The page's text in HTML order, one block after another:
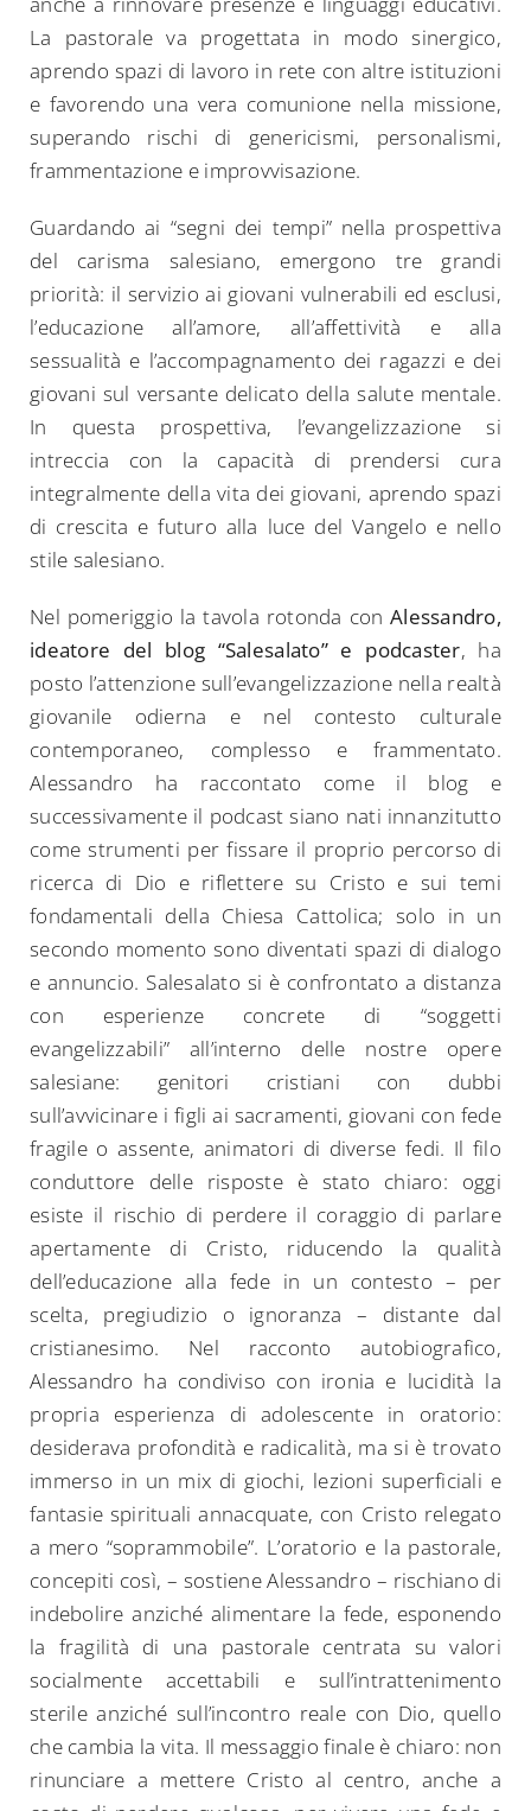
La pastorale va progettata in modo sinergico,
aprendo spazi di lavoro in rete con altre istituzioni
e favorendo una vera comunione nella missione,
superando rischi di genericismi, personalismi,
frammentazione e improvvisazione.
Guardando ai “segni dei tempi” nella prospettiva
del carisma salesiano, emergono tre grandi
priorità: il servizio ai giovani vulnerabili ed esclusi,
l’educazione all’amore, all’affettività e alla
sessualità e l’accompagnamento dei ragazzi e dei
giovani sul versante delicato della salute mentale.
In questa prospettiva, l’evangelizzazione si
intreccia con la capacità di prendersi cura
integralmente della vita dei giovani, aprendo spazi
di crescita e futuro alla luce del Vangelo e nello
stile salesiano.
Nel pomeriggio la tavola rotonda conAlessandro,
ideatore del blog “Salesalato” e podcaster, ha
posto l’attenzione sull’evangelizzazione nella realtà
giovanile odierna e nel contesto culturale
contemporaneo, complesso e frammentato.
Alessandro ha raccontato come il blog e
successivamente il podcast siano nati innanzitutto
come strumenti per fissare il proprio percorso di
ricerca di Dio e riflettere su Cristo e sui temi
fondamentali della Chiesa Cattolica; solo in un
secondo momento sono diventati spazi di dialogo
e annuncio. Salesalato si è confrontato a distanza
con esperienze concrete di “soggetti
evangelizzabili” all’interno delle nostre opere
salesiane: genitori cristiani con dubbi
sull’avvicinare i figli ai sacramenti, giovani con fede
fragile o assente, animatori di diverse fedi. Il filo
conduttore delle risposte è stato chiaro: oggi
esiste il rischio di perdere il coraggio di parlare
apertamente di Cristo, riducendo la qualità
dell’educazione alla fede in un contesto – per
scelta, pregiudizio o ignoranza – distante dal
cristianesimo. Nel racconto autobiografico,
Alessandro ha condiviso con ironia e lucidità la
propria esperienza di adolescente in oratorio:
desiderava profondità e radicalità, ma si è trovato
immerso in un mix di giochi, lezioni superficiali e
fantasie spirituali annacquate, con Cristo relegato
a mero “soprammobile”. L’oratorio e la pastorale,
concepiti così, – sostiene Alessandro – rischiano di
indebolire anziché alimentare la fede, esponendo
la fragilità di una pastorale centrata su valori
socialmente accettabili e sull’intrattenimento
sterile anziché sull’incontro reale con Dio, quello
che cambia la vita. Il messaggio finale è chiaro: non
rinunciare a mettere Cristo al centro, anche a